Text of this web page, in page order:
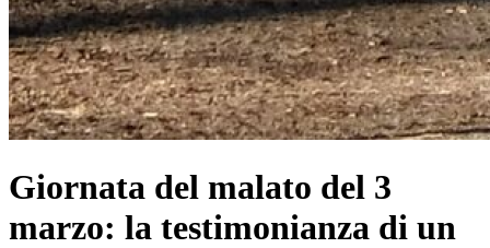
Giornata del malato del 3
marzo: la testimonianza di un